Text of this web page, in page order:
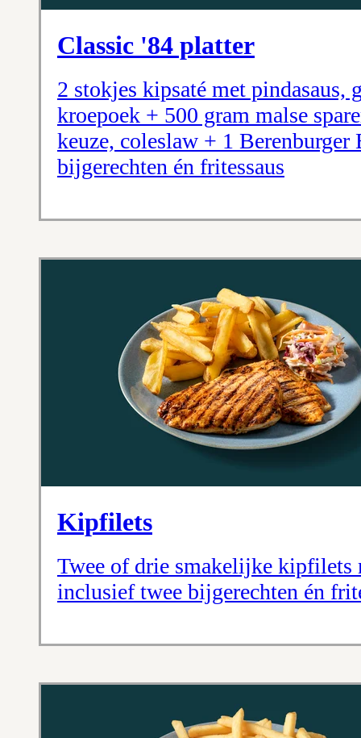
Classic '84 platter
2 stokjes kipsaté met pindasaus,
kroepoek + 500 gram malse
keuze, coleslaw + 1
bijgerechten én fritessaus
Kipfilets
Twee of drie smakelijke
inclusief twee bijgerechten én